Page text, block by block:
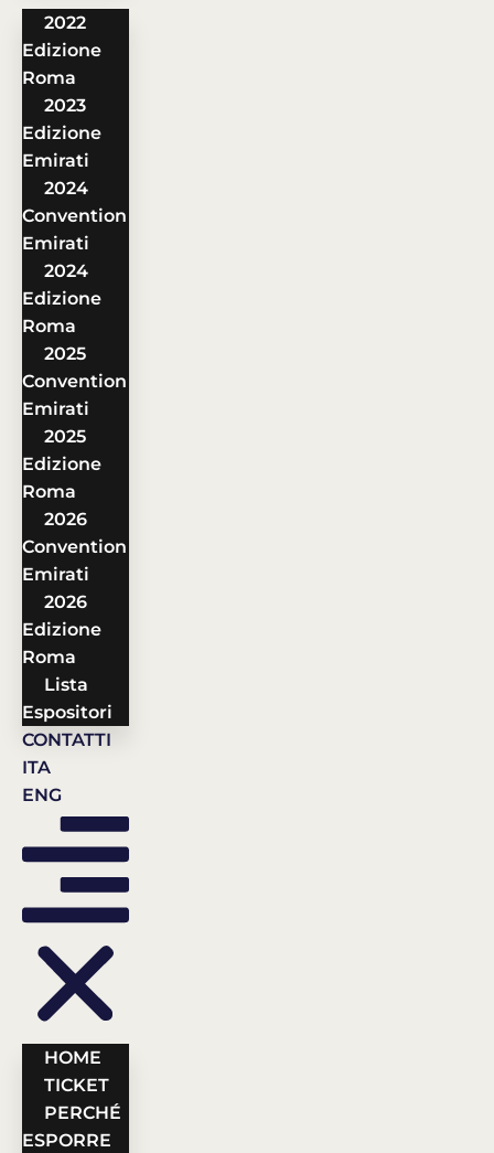
2022
Edizione
Roma
2023
Edizione
Emirati
2024
Convention
Emirati
2024
Edizione
Roma
2025
Convention
Emirati
2025
Edizione
Roma
2026
Convention
Emirati
2026
Edizione
Roma
Lista
Espositori
CONTATTI
ITA
ENG
HOME
TICKET
PERCHÉ
ESPORRE